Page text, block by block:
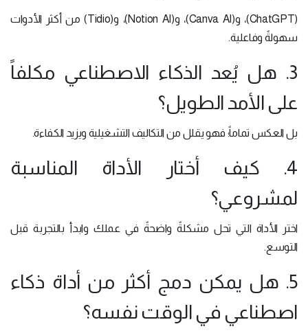
(ChatGPT)، و(Canva AI)، و(Notion AI)، و(Tidio) من أكثر الأدوات
سهولةً وفاعلية.
3. هل يُعد الذكاء الاصطناعي مكلفاً
على الأمد الطويل؟
بل العكس تماماً؛ فهو يقلل من التكاليف التشغيلية ويزيد الكفاءة.
4. كيف أختار الأداة المناسبة
لمشروعي؟
اختر الأداة التي تحل مشكلةً واضحةً في عملك وابدأ بالتجربة قبل
التوسع.
5. هل يمكن دمج أكثر من أداة ذكاء
اصطناعي في الوقت نفسه؟